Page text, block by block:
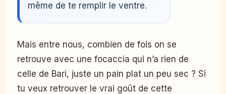
même de te remplir le ventre.
Mais entre nous, combien de fois on se
retrouve avec une focaccia qui n’a rien de
celle de Bari, juste un pain plat un peu sec ? Si
tu veux retrouver le vrai goût de cette